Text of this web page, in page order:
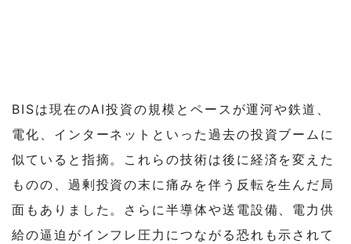
BISは現在のAI投資の規模とペースが運河や鉄道、
電化、インターネットといった過去の投資ブームに
似ていると指摘。これらの技術は後に経済を変えた
ものの、過剰投資の末に痛みを伴う反転を生んだ局
面もありました。さらに半導体や送電設備、電力供
給の逼迫がインフレ圧力につながる恐れも示されて